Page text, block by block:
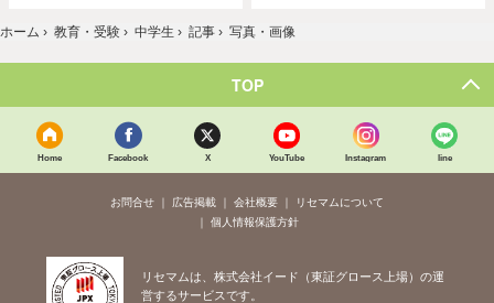
ホーム › 教育・受験 › 中学生 › 記事 › 写真・画像
TOP
Home Facebook X YouTube Instagram line
お問合せ 広告掲載 会社概要
リセマムについて
個人情報保護方針
リセマムは、株式会社イード（東証グロース上場）の運
営するサービスです。